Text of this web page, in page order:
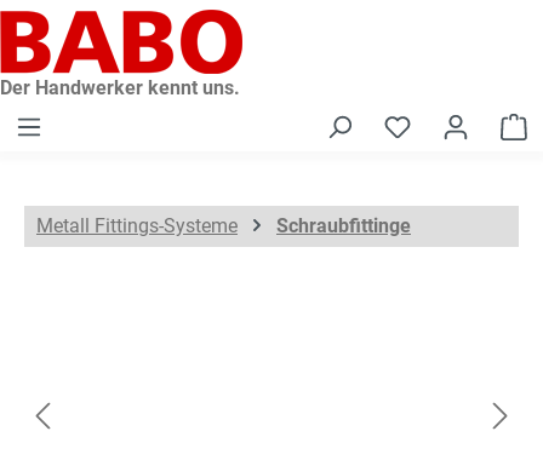
springen
Der Handwerker kennt uns.
Metall Fittings-Systeme Schraubfittinge